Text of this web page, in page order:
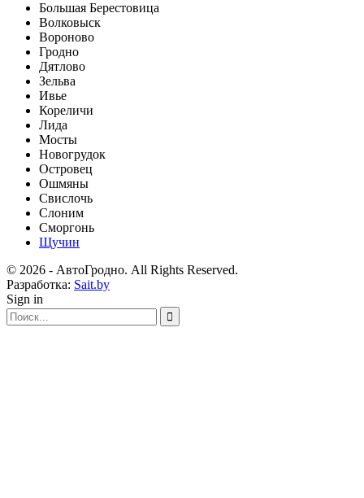
Большая Берестовица
Волковыск
Вороново
Гродно
Дятлово
Зельва
Ивье
Кореличи
Лида
Мосты
Новогрудок
Островец
Ошмяны
Свислочь
Слоним
Сморгонь
Щучин
© 2026 - АвтоГродно. All Rights Reserved.
Разработка: Sait.by
Sign in